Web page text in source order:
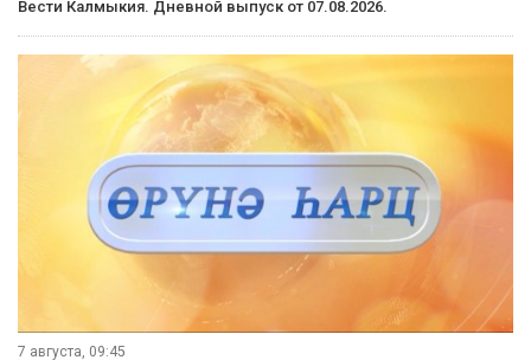
Вести Калмыкия. Дневной выпуск от 07.08.2026.
7 августа, 09:45